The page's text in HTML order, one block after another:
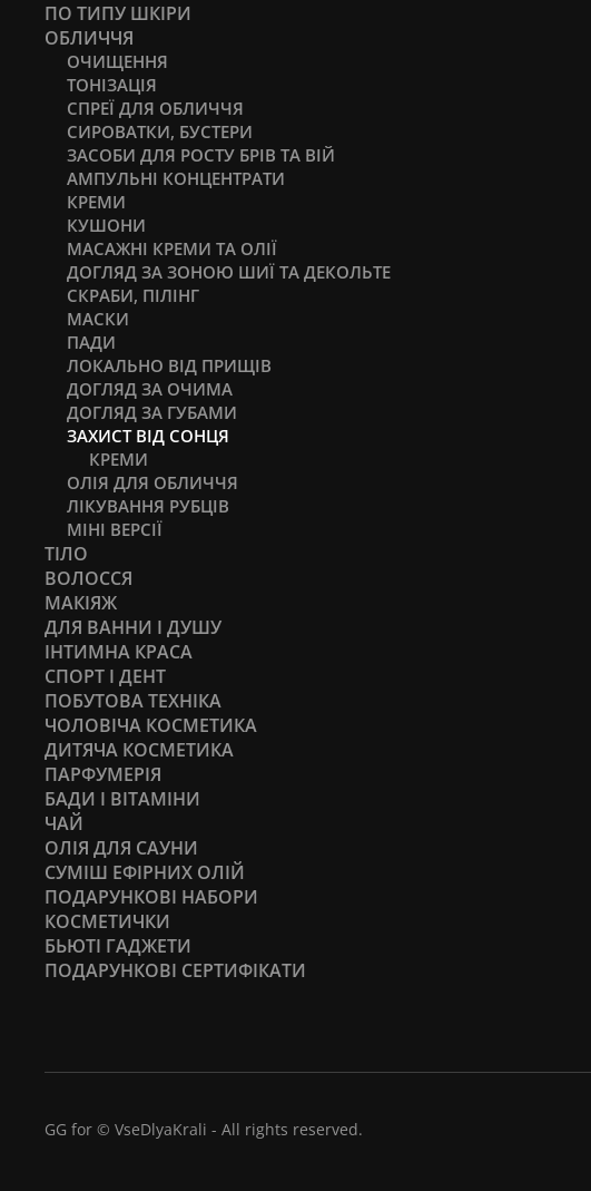
ПО ТИПУ ШКІРИ
ОБЛИЧЧЯ
ОЧИЩЕННЯ
ТОНІЗАЦІЯ
СПРЕЇ ДЛЯ ОБЛИЧЧЯ
СИРОВАТКИ, БУСТЕРИ
ЗАСОБИ ДЛЯ РОСТУ БРІВ ТА ВІЙ
АМПУЛЬНІ КОНЦЕНТРАТИ
КРЕМИ
КУШОНИ
МАСАЖНІ КРЕМИ ТА ОЛІЇ
ДОГЛЯД ЗА ЗОНОЮ ШИЇ ТА ДЕКОЛЬТЕ
СКРАБИ, ПІЛІНГ
МАСКИ
ПАДИ
ЛОКАЛЬНО ВІД ПРИЩІВ
ДОГЛЯД ЗА ОЧИМА
ДОГЛЯД ЗА ГУБАМИ
ЗАХИСТ ВІД СОНЦЯ
КРЕМИ
ОЛІЯ ДЛЯ ОБЛИЧЧЯ
ЛІКУВАННЯ РУБЦІВ
МІНІ ВЕРСІЇ
ТІЛО
ВОЛОССЯ
МАКІЯЖ
ДЛЯ ВАННИ І ДУШУ
ІНТИМНА КРАСА
СПОРТ І ДЕНТ
ПОБУТОВА ТЕХНІКА
ЧОЛОВІЧА КОСМЕТИКА
ДИТЯЧА КОСМЕТИКА
ПАРФУМЕРІЯ
БАДИ І ВІТАМІНИ
ЧАЙ
ОЛІЯ ДЛЯ САУНИ
СУМІШ ЕФІРНИХ ОЛІЙ
ПОДАРУНКОВІ НАБОРИ
КОСМЕТИЧКИ
БЬЮТІ ГАДЖЕТИ
ПОДАРУНКОВІ СЕРТИФІКАТИ
GG for © VseDlyaKrali - All rights reserved.